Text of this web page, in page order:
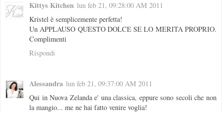
Kittys Kitchen lun feb 21, 09:28:00 AM 2011
Kristel è semplicemente perfetta!
Un APPLAUSO QUESTO DOLCE SE LO MERITA PROPRIO.
Complimenti
Rispondi
Alessandra lun feb 21, 09:37:00 AM 2011
Qui in Nuova Zelanda e' una classica, eppure sono secoli che non
la mangio... me ne hai fatto venire voglia!